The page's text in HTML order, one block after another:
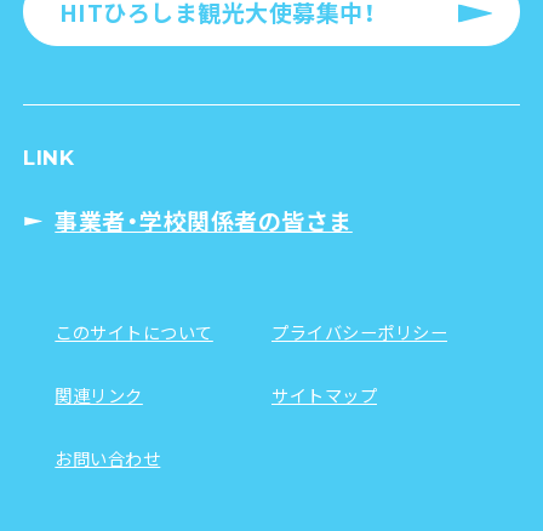
HITひろしま観光大使募集中！
LINK
事業者・学校関係者の皆さま
このサイトについて プライバシーポリシー
関連リンク サイトマップ
お問い合わせ